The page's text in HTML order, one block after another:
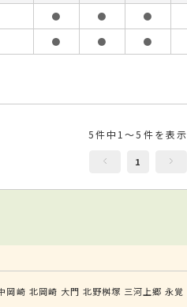
● ● ●
● ● ●
5件中1～5件を表示
1
岡崎 北岡崎 大門 北野桝塚 三河上郷 永覚